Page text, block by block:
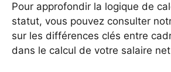
Pour approfondir la logique de
statut, vous pouvez consulter
sur les différences clés entre
dans le calcul de votre salaire net